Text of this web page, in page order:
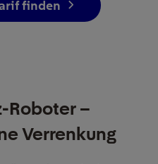
finden
Roboter –
Verrenkung